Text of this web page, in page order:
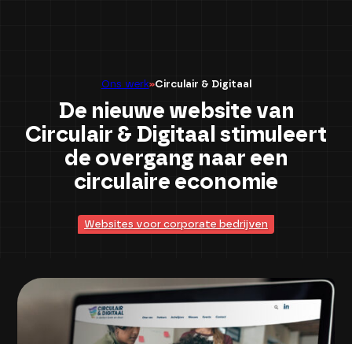
Ons werk Circulair & Digitaal
De nieuwe website van
Circulair & Digitaal stimuleert
de overgang naar een
circulaire economie
Websites voor corporate bedrijven